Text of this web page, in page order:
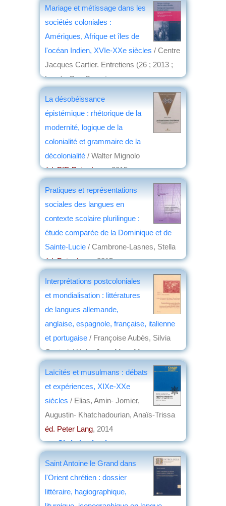
Mariage et métissage dans les
sociétés coloniales :
Amériques, Afrique et îles de
l'océan Indien, XVIe-XXe siècles / Centre
Jacques Cartier. Entretiens (26 ; 2013 ;
Lyon) ; Guy Brunet
La désobéissance
épistémique : rhétorique de la
modernité, logique de la
colonialité et grammaire de la
décolonialité / Walter Mignolo
éd. PIE-Peter Lang, 2015
Pratiques et représentations
sociales des langues en
contexte scolaire plurilingue :
étude comparée de la Dominique et de
Sainte-Lucie / Cambrone-Lasnes, Stella
éd. Peter Lang, 2015
Interprétations postcoloniales
et mondialisation : littératures
de langues allemande,
anglaise, espagnole, française, italienne
et portugaise / Françoise Aubès, Silvia
Contarini Hak , Jean-Marc Moura
Laïcités et musulmans : débats
et expériences, XIXe-XXe
siècles / Elias, Amin- Jomier,
Augustin- Khatchadourian, Anaïs-Trissa
éd. Peter Lang, 2014
parChristian Lochon
Saint Antoine le Grand dans
l'Orient chrétien : dossier
littéraire, hagiographique,